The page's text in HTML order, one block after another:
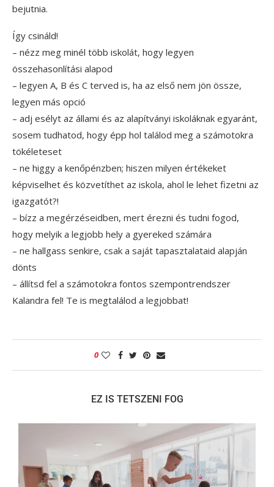
bejutnia.
Így csináld!
– nézz meg minél több iskolát, hogy legyen
összehasonlítási alapod
– legyen A, B és C terved is, ha az első nem jön össze,
legyen más opció
– adj esélyt az állami és az alapítványi iskoláknak egyaránt,
sosem tudhatod, hogy épp hol találod meg a számotokra
tökéleteset
– ne higgy a kenőpénzben; hiszen milyen értékeket
képviselhet és közvetíthet az iskola, ahol le lehet fizetni az
igazgatót?!
– bízz a megérzéseidben, mert érezni és tudni fogod,
hogy melyik a legjobb hely a gyereked számára
– ne hallgass senkire, csak a saját tapasztalataid alapján
dönts
– állítsd fel a számotokra fontos szempontrendszer
Kalandra fel! Te is megtalálod a legjobbat!
0
EZ IS TETSZENI FOG